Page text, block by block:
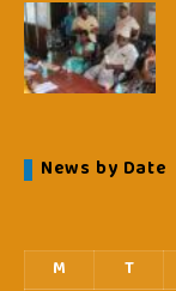
News by Date
M
T